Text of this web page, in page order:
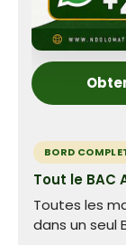
BORD
Tout le BAC
Toutes les
dans un seul